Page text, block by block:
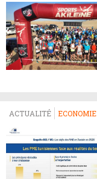
ACTUALITÉ ECONOMIE